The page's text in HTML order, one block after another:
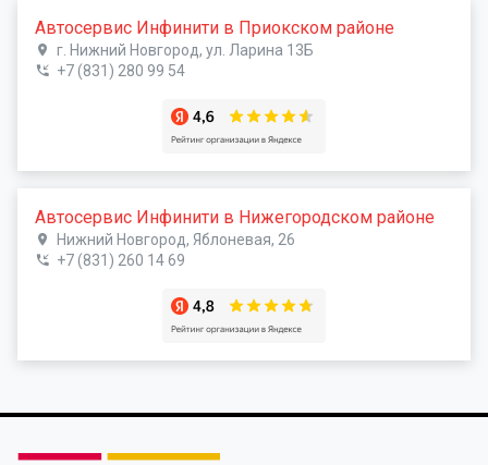
Автосервис Инфинити в Приокском районе
г. Нижний Новгород, ул. Ларина 13Б
+7 (831) 280 99 54
Автосервис Инфинити в Нижегородском районе
Нижний Новгород, Яблоневая, 26
+7 (831) 260 14 69